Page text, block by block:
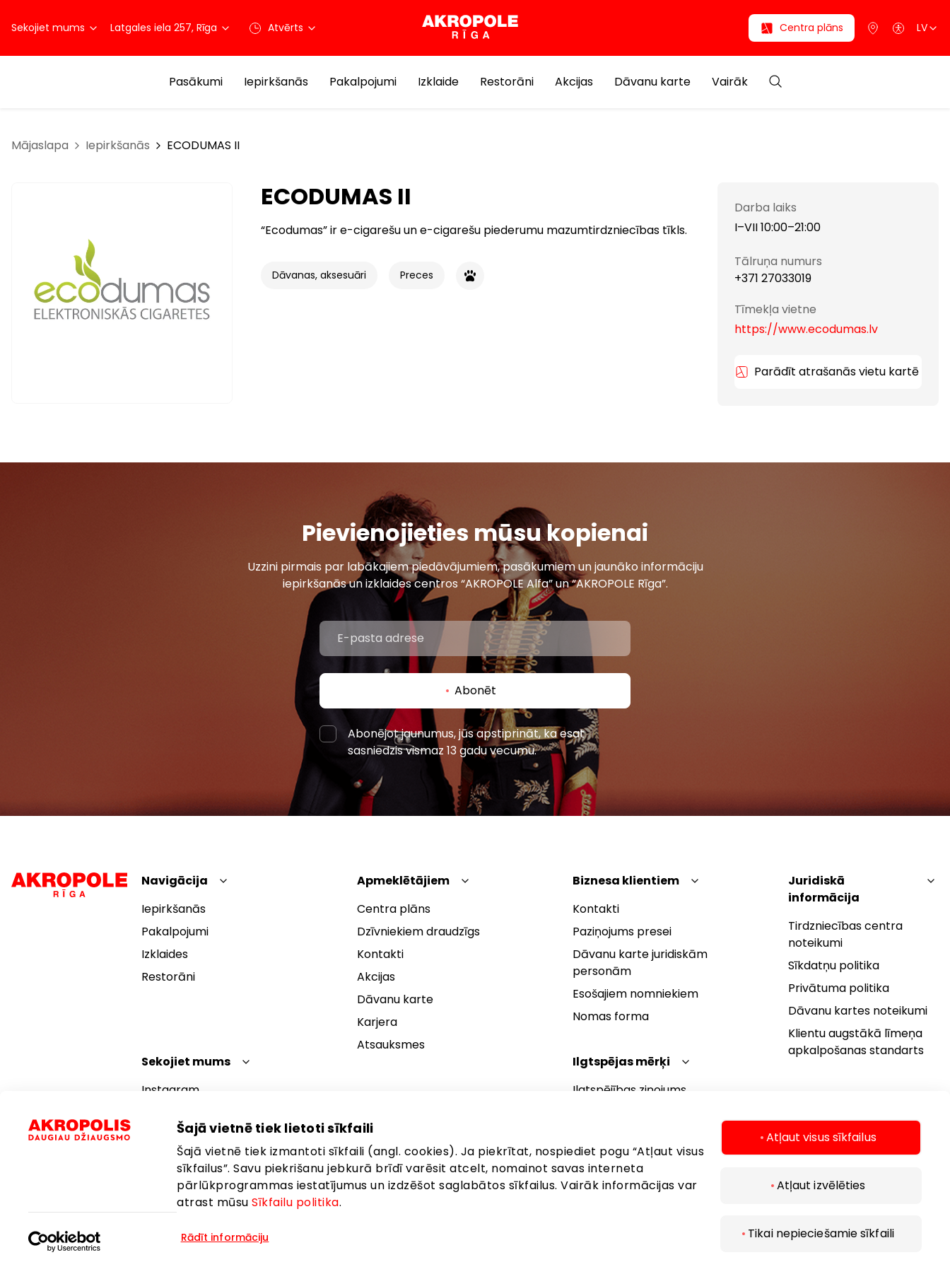
Šajā vietnē tiek lietoti sīkfaili
Šajā vietnē tiek izmantoti sīkfaili (angl. cookies). Ja piekrītat, nospiediet pogu “Atļaut visus
sīkfailus”. Savu piekrišanu jebkurā brīdī varēsit atcelt, nomainot savas interneta
pārlūkprogrammas iestatījumus un izdzēšot saglabātos sīkfailus. Vairāk informācijas var
atrast mūsu Sīkfailu politika.
Rādīt informāciju
Atļaut visus sīkfailus
Atļaut izvēlēties
Tikai nepieciešamie sīkfaili
Sekojiet mums Latgales iela 257, Rīga Atvērts Centra plāns LV
Pasākumi Iepirkšanās Pakalpojumi Izklaide Restorāni Akcijas Dāvanu karte Vairāk
Mājaslapa Iepirkšanās ECODUMAS II
ECODUMAS II
“Ecodumas” ir e-cigarešu un e-cigarešu piederumu mazumtirdzniecības tīkls.
Dāvanas, aksesuāri Preces
Darba laiks
I–VII 10:00–21:00
Tālruņa numurs
+371 27033019
Tīmekļa vietne
https://www.ecodumas.lv
Parādīt atrašanās vietu kartē
Pievienojieties mūsu kopienai
Uzzini pirmais par labākajiem piedāvājumiem, pasākumiem un jaunāko informāciju
iepirkšanās un izklaides centros “AKROPOLE Alfa” un “AKROPOLE Rīga”.
Abonēt
Abonējot jaunumus, jūs apstiprināt, ka esat
sasniedzis vismaz 13 gadu vecumu.
Navigācija
Iepirkšanās
Pakalpojumi
Izklaides
Restorāni
Apmeklētājiem
Centra plāns
Dzīvniekiem draudzīgs
Kontakti
Akcijas
Dāvanu karte
Karjera
Atsauksmes
Biznesa klientiem
Kontakti
Paziņojums presei
Dāvanu karte juridiskām
personām
Esošajiem nomniekiem
Nomas forma
Ilgtspējas mērķi
Ilgtspējības ziņojums
Juridiskā
informācija
Tirdzniecības centra
noteikumi
Sīkdatņu politika
Privātuma politika
Dāvanu kartes noteikumi
Klientu augstākā līmeņa
apkalpošanas standarts
Sekojiet mums
Instagram
YouTube
Valoda:Latviešu